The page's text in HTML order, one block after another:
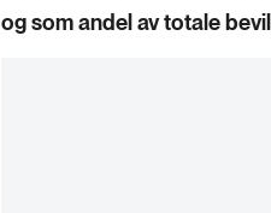
og som andel av totale